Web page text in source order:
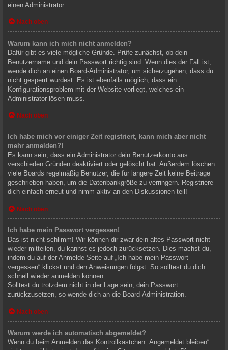
einen Administrator.
Nach oben
Warum kann ich mich nicht anmelden?
Dafür gibt es viele mögliche Gründe. Prüfe zunächst, ob dein
Benutzername und dein Passwort richtig sind. Wenn dies der Fall ist,
wende dich an einen Board-Administrator, um sicherzugehen, dass du
nicht gesperrt wurdest. Es ist ebenfalls möglich, dass ein
Konfigurationsproblem mit der Website vorliegt, welches ein
Administrator lösen muss.
Nach oben
Ich habe mich vor einiger Zeit registriert, kann mich aber nicht
mehr anmelden?!
Es kann sein, dass ein Administrator dein Benutzerkonto aus
verschieden Gründen deaktiviert oder gelöscht hat. Außerdem löschen
viele Boards regelmäßig Benutzer, die für längere Zeit keine Beiträge
geschrieben haben, um die Datenbankgröße zu verringern. Registriere
dich einfach erneut und nimm aktiv an den Diskussionen teil!
Nach oben
Ich habe mein Passwort vergessen!
Das ist nicht schlimm! Wir können dir zwar dein altes Passwort nicht
wieder mitteilen, du kannst es jedoch zurücksetzen. Dies machst du,
indem du auf der Anmelde-Seite auf „Ich habe mein Passwort
vergessen“ klickst und den Anweisungen folgst. So solltest du dich
schnell wieder anmelden können.
Solltest du trotzdem nicht in der Lage sein, dein Passwort
zurückzusetzen, so wende dich an die Board-Administration.
Nach oben
Warum werde ich automatisch abgemeldet?
Wenn du beim Anmelden das Kontrollkästchen „Angemeldet bleiben“